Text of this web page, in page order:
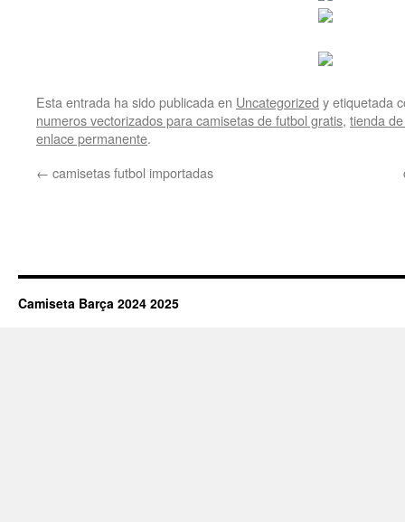
Esta entrada ha sido publicada en Uncategorized y etiquetada
numeros vectorizados para camisetas de futbol gratis, tienda
enlace permanente.
← camisetas futbol importadas
Camiseta Barça 2024 2025